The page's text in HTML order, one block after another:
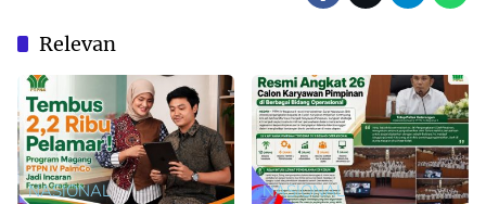
Relevan
NASIONAL NASIONAL